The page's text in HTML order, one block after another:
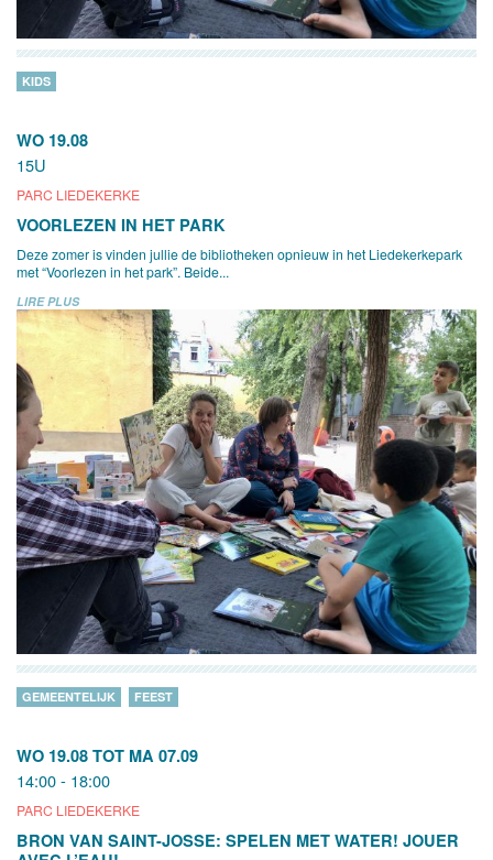
WO 19.08
15U
PARC LIEDEKERKE
KIDS
VOORLEZEN IN HET PARK
Deze zomer is vinden jullie de bibliotheken opnieuw in het Liedekerkepark
met “Voorlezen in het park”. Beide...
LIRE PLUS
WO 19.08 TOT MA 07.09
14:00 - 18:00
PARC LIEDEKERKE
GEMEENTELIJK FEEST
BRON VAN SAINT-JOSSE: SPELEN MET WATER! JOUER